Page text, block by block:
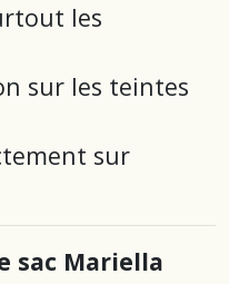
les
sur les teintes
sur
sac Mariella